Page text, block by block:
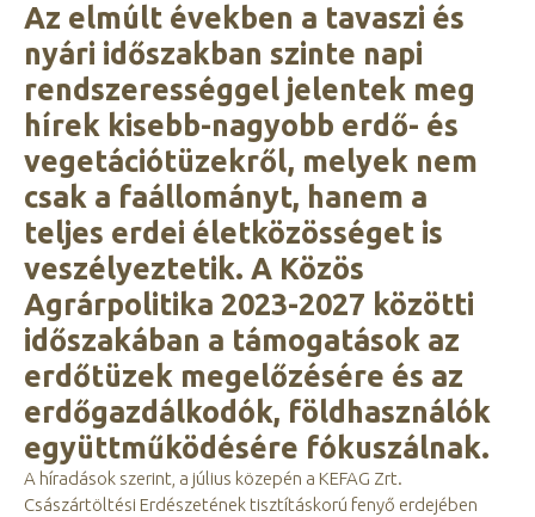
Az elmúlt években a tavaszi és
nyári időszakban szinte napi
rendszerességgel jelentek meg
hírek kisebb-nagyobb erdő- és
vegetációtüzekről, melyek nem
csak a faállományt, hanem a
teljes erdei életközösséget is
veszélyeztetik. A Közös
Agrárpolitika 2023-2027 közötti
időszakában a támogatások az
erdőtüzek megelőzésére és az
erdőgazdálkodók, földhasználók
együttműködésére fókuszálnak.
A híradások szerint, a július közepén a KEFAG Zrt.
Császártöltési Erdészetének tisztításkorú fenyő erdejében